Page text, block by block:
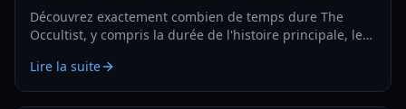
Découvrez exactement combien de temps dure The
Occultist, y compris la durée de l'histoire principale, les
d'Alan Rebels sur Godstone.
Lire la suite